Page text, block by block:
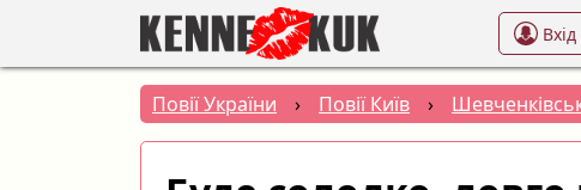
Вхід
Повії України › Повії Київ ›